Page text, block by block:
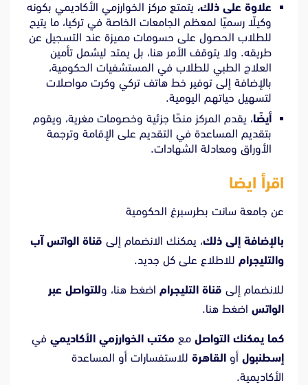
علاوة على ذلك، يتمتع مركز الخوارزمي الأكاديمي بكونه
وكيلًا رسميًا لمعظم الجامعات الخاصة في تركيا، ما يتيح
للطلاب الحصول على حسومات مميزة عند التسجيل عن
طريقه. ولا يتوقف الأمر هنا، بل يمتد ليشمل تأمين
العلاج الطبي للطلاب في المستشفيات الحكومية،
بالإضافة إلى توفير خط هاتف تركي وكرت مواصلات
لتسهيل حياتهم اليومية.
أيضًا، يقدم المركز منحًا جزئية وخصومات مغرية، ويقوم
بتقديم المساعدة في التقديم على الإقامة وترجمة
الأوراق ومعادلة الشهادات.
اقرأ ايضا
عن جامعة سانت بطرسبرغ الحكومية
بالإضافة إلى ذلك، يمكنك الانضمام إلى قناة الواتس آب
والتليجرام للاطلاع على كل جديد.
للانضمام إلى قناة التليجرام اضغط هنا، وللتواصل عبر
الواتس اضغط هنا.
كما يمكنك التواصل مع مكتب الخوارزمي الأكاديمي في
إسطنبول أو القاهرة للاستفسارات أو المساعدة
الأكاديمية.